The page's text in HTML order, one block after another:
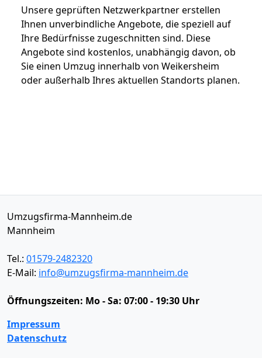
Unsere geprüften Netzwerkpartner erstellen
Ihnen unverbindliche Angebote, die speziell auf
Ihre Bedürfnisse zugeschnitten sind. Diese
Angebote sind kostenlos, unabhängig davon, ob
Sie einen Umzug innerhalb von Weikersheim
oder außerhalb Ihres aktuellen Standorts planen.
Umzugsfirma-Mannheim.de
Mannheim
Tel.: 01579-2482320
E-Mail: info@umzugsfirma-mannheim.de
Öffnungszeiten: Mo - Sa: 07:00 - 19:30 Uhr
Impressum
Datenschutz